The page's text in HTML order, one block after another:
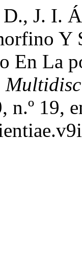
J. I.
En La
n.º 19,